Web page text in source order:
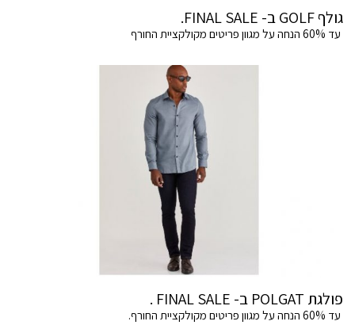
גולף GOLF ב- FINAL SALE.
עד 60% הנחה על מגוון פריטים מקולקציית החורף
פולגת POLGAT ב- FINAL SALE .
עד 60% הנחה על מגוון פריטים מקולקציית החורף.